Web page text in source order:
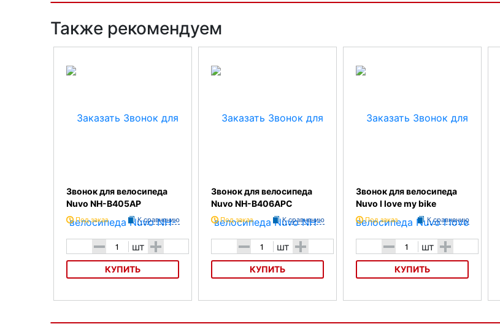
Также рекомендуем
Звонок для велосипеда
Nuvo NH-B405AP
Под заказ К сравнению
- шт +
КУПИТЬ
Звонок для велосипеда
Nuvo NH-B406APC
Под заказ К сравнению
- шт +
КУПИТЬ
Звонок для велосипеда
Nuvo I love my bike
Под заказ К сравнению
- шт +
КУПИТЬ